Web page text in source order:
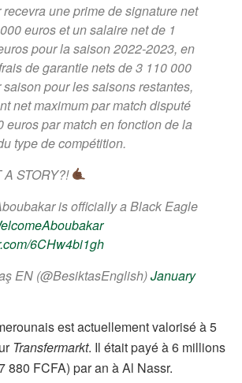
une prime de signature net
euros et un salaire net de 1
pour la saison 2022-2023, en
de garantie nets de 3 110 000
pour les saisons restantes,
net maximum par match disputé
euros par match en fonction de la
type de compétition.
A STORY?!
is officially a Black Eagle
6CHw4bi1gh
EN (@BesiktasEnglish)January
est actuellement valorisé à 5
Transfermarkt. Il était payé à 6 millions
880 FCFA) par an à Al Nassr.